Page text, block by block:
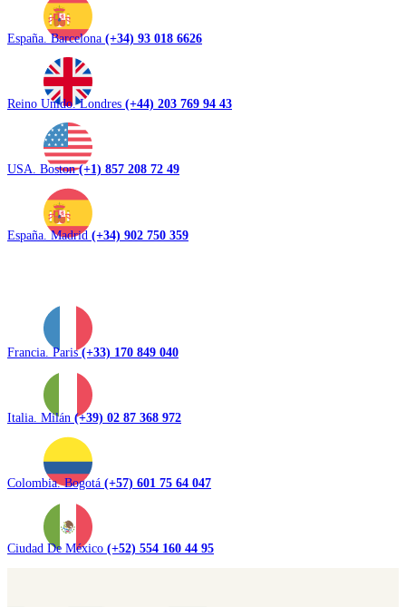
España. Barcelona (+34) 93 018 6626
Reino Unido. Londres (+44) 203 769 94 43
USA. Boston(+1) 857 208 72 49
España. Madrid (+34) 902 750 359
Francia. Paris(+33) 170 849 040
Italia. Milán (+39) 02 87 368 972
Colombia. Bogotá (+57) 601 75 64 047
Ciudad De México (+52) 554 160 44 95